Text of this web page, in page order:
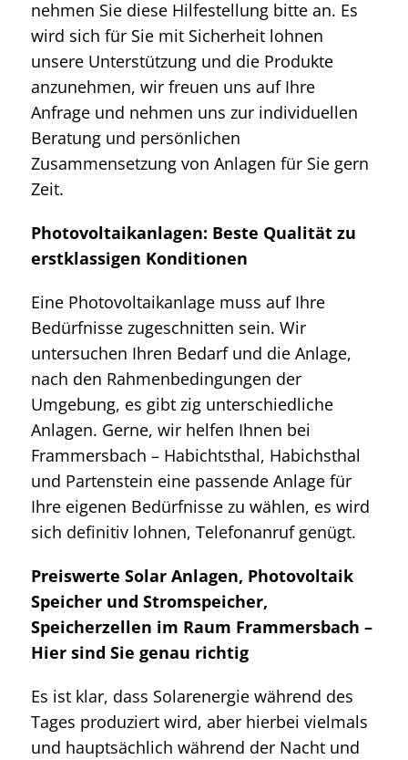
nehmen Sie diese Hilfestellung bitte an. Es
wird sich für Sie mit Sicherheit lohnen
unsere Unterstützung und die Produkte
anzunehmen, wir freuen uns auf Ihre
Anfrage und nehmen uns zur individuellen
Beratung und persönlichen
Zusammensetzung von Anlagen für Sie gern
Zeit.
Photovoltaikanlagen: Beste Qualität zu
erstklassigen Konditionen
Eine Photovoltaikanlage muss auf Ihre
Bedürfnisse zugeschnitten sein. Wir
untersuchen Ihren Bedarf und die Anlage,
nach den Rahmenbedingungen der
Umgebung, es gibt zig unterschiedliche
Anlagen. Gerne, wir helfen Ihnen bei
Frammersbach – Habichtsthal, Habichsthal
und Partenstein eine passende Anlage für
Ihre eigenen Bedürfnisse zu wählen, es wird
sich definitiv lohnen, Telefonanruf genügt.
Preiswerte Solar Anlagen, Photovoltaik
Speicher und Stromspeicher,
Speicherzellen im Raum Frammersbach –
Hier sind Sie genau richtig
Es ist klar, dass Solarenergie während des
Tages produziert wird, aber hierbei vielmals
und hauptsächlich während der Nacht und